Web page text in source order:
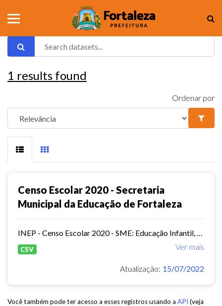
1 results found
Ordenar por
Censo Escolar 2020 - Secretaria
Municipal da Educação de Fortaleza
Ver mais
CSV
Atualização: 15/07/2022
Você também pode ter acesso a esses registros usando a API (veja